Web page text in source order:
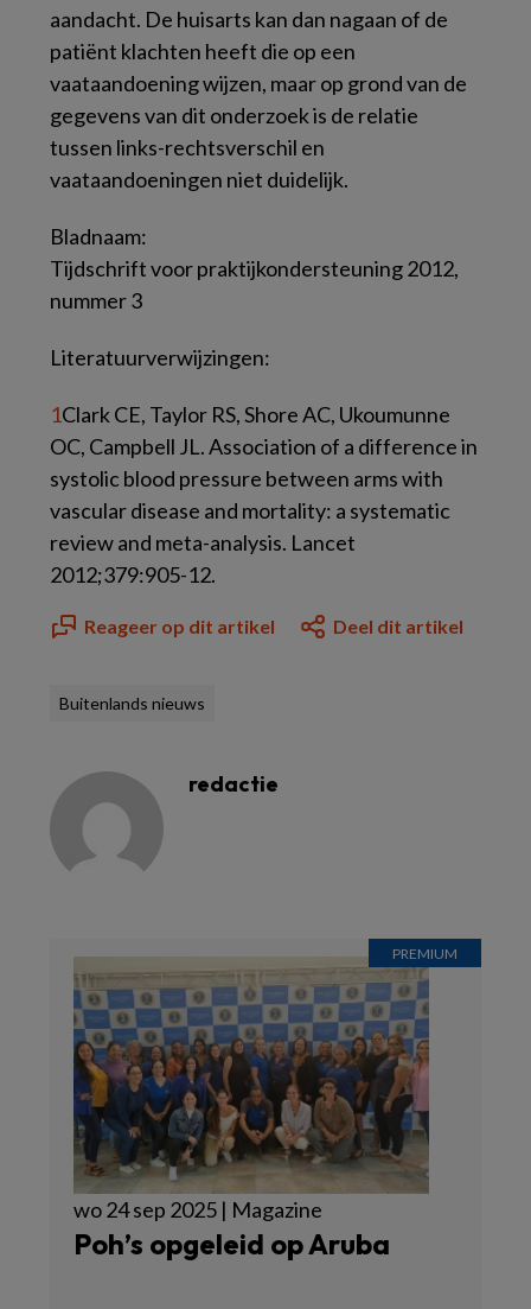
aandacht. De huisarts kan dan nagaan of de
patiënt klachten heeft die op een
vaataandoening wijzen, maar op grond van de
gegevens van dit onderzoek is de relatie
tussen links-rechtsverschil en
vaataandoeningen niet duidelijk.
Bladnaam:
Tijdschrift voor praktijkondersteuning 2012,
nummer 3
Literatuurverwijzingen:
1Clark CE, Taylor RS, Shore AC, Ukoumunne
OC, Campbell JL. Association of a difference in
systolic blood pressure between arms with
vascular disease and mortality: a systematic
review and meta-analysis. Lancet
2012;379:905-12.
Reageer op dit artikel Deel dit artikel
Buitenlands nieuws
redactie
wo 24 sep 2025 | Magazine
Poh’s opgeleid op Aruba